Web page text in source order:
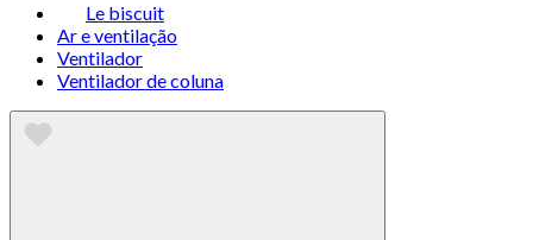
Le biscuit
Ar e ventilação
Ventilador
Ventilador de coluna